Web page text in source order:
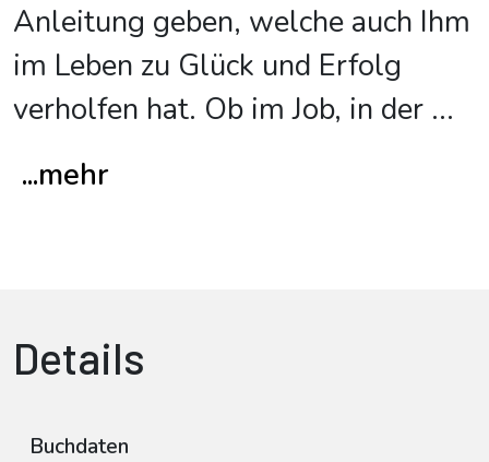
Anleitung geben, welche auch Ihm
im Leben zu Glück und Erfolg
verholfen hat. Ob im Job, in der ...
...mehr
Details
Buchdaten